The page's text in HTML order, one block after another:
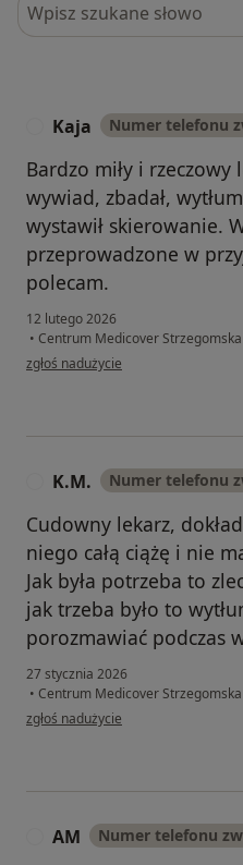
Kaja Numer telefonu
Bardzo miły i rzeczowy
wywiad, zbadał,
wystawił skierowanie.
przeprowadzone w
polecam.
12 lutego 2026
• Centrum Medicover Strzegomska
w opinii użytkownika Kaja
zgłoś nadużycie
K.M. Numer telefonu
Cudowny lekarz,
niego całą ciążę i nie
Jak była potrzeba to
jak trzeba było to
porozmawiać podczas
27 stycznia 2026
• Centrum Medicover Strzegomska
w opinii użytkownika K.M.
zgłoś nadużycie
AM Numer telefonu